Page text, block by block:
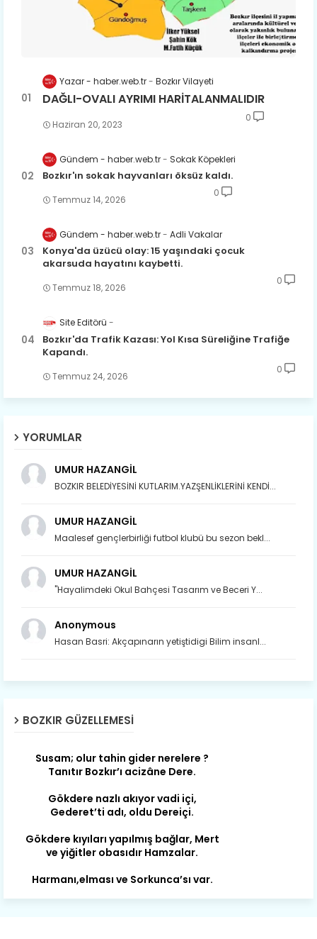
Yazar - haber.web.tr Bozkır Vilayeti
DAĞLI-OVALI AYRIMI HARİTALANMALIDIR
Haziran 20, 2023
0
Gündem - haber.web.tr Sokak Köpekleri
Bozkır'ın sokak hayvanları öksüz kaldı.
Temmuz 14, 2026
0
Gündem - haber.web.tr Adli Vakalar
Konya'da üzücü olay: 15 yaşındaki çocuk
akarsuda hayatını kaybetti.
Temmuz 18, 2026
0
Site Editörü
Bozkır'da Trafik Kazası: Yol Kısa Süreliğine Trafiğe
Kapandı.
Temmuz 24, 2026
0
YORUMLAR
UMUR HAZANGİL
BOZKIR BELEDİYESİNİ KUTLARIM.YAZŞENLİKLERİNİ KENDİ...
UMUR HAZANGİL
Maalesef gençlerbirliği futbol klubü bu sezon bekl...
UMUR HAZANGİL
"Hayalimdeki Okul Bahçesi Tasarım ve Beceri Y...
Anonymous
Hasan Basri: Akçapınarın yetiştidigi Bilim insanl...
BOZKIR GÜZELLEMESI
Gökdere nazlı akıyor vadi içi,
Gökdere kıyıları yapılmış bağlar, Mert
Harmanı,elması ve Sorkunca’sı var.
Büyük yerdir, mahalleleri Aydınlık, Tarih